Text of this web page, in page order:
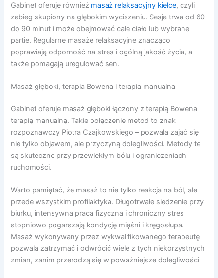
Gabinet oferuje również masaż relaksacyjny kielce, czyli
zabieg skupiony na głębokim wyciszeniu. Sesja trwa od 60
do 90 minut i może obejmować całe ciało lub wybrane
partie. Regularne masaże relaksacyjne znacząco
poprawiają odporność na stres i ogólną jakość życia, a
także pomagają uregulować sen.
Masaż głęboki, terapia Bowena i terapia manualna
Gabinet oferuje masaż głęboki łączony z terapią Bowena i
terapią manualną. Takie połączenie metod to znak
rozpoznawczy Piotra Czajkowskiego – pozwala zająć się
nie tylko objawem, ale przyczyną dolegliwości. Metody te
są skuteczne przy przewlekłym bólu i ograniczeniach
ruchomości.
Warto pamiętać, że masaż to nie tylko reakcja na ból, ale
przede wszystkim profilaktyka. Długotrwałe siedzenie przy
biurku, intensywna praca fizyczna i chroniczny stres
stopniowo pogarszają kondycję mięśni i kręgosłupa.
Masaż wykonywany przez wykwalifikowanego terapeutę
pozwala zatrzymać i odwrócić wiele z tych niekorzystnych
zmian, zanim przerodzą się w poważniejsze dolegliwości.